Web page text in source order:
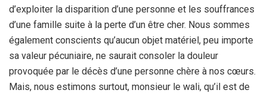
d’exploiter la disparition d’une personne et les souffrances
d’une famille suite à la perte d’un être cher. Nous sommes
également conscients qu’aucun objet matériel, peu importe
sa valeur pécuniaire, ne saurait consoler la douleur
provoquée par le décès d’une personne chère à nos cœurs.
Mais, nous estimons surtout, monsieur le wali, qu’il est de